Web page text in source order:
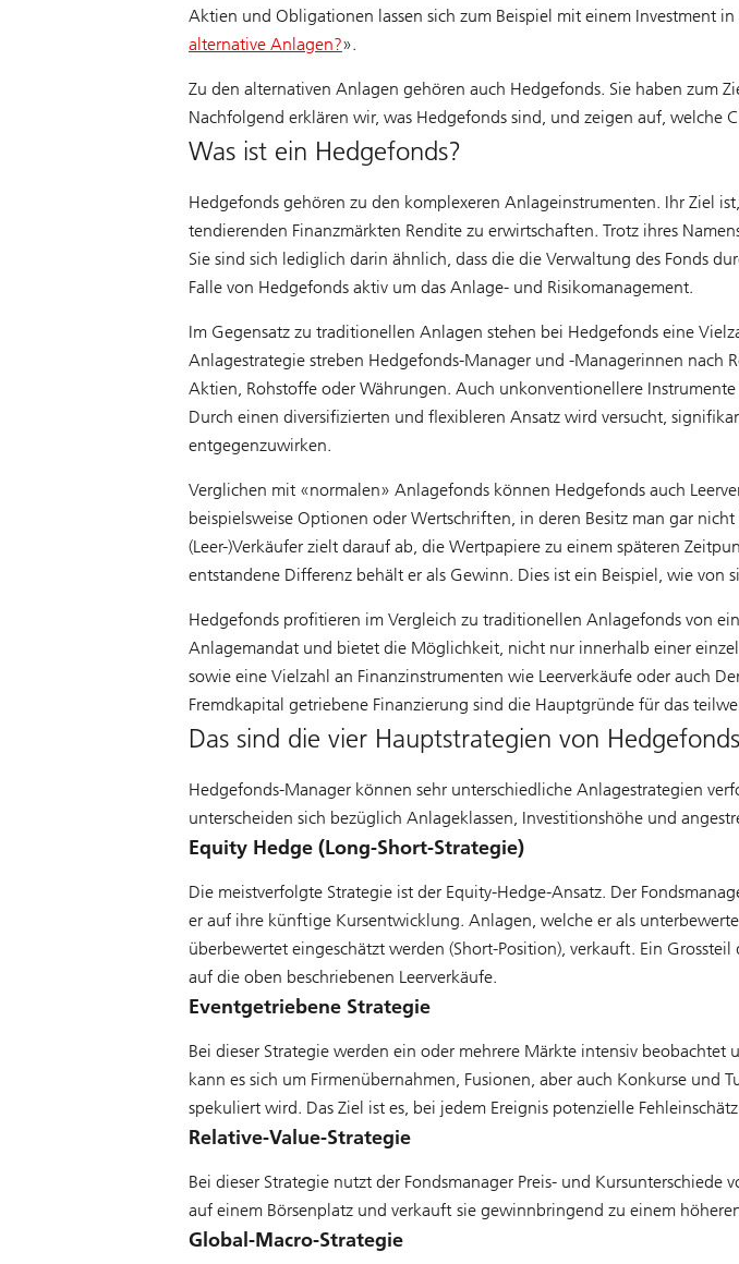
Aktien und Obligationen lassen sich zum Beispiel mit einem Investment
alternative Anlagen?».
Zu den alternativen Anlagen gehören auch Hedgefonds. Sie haben zum
Nachfolgend erklären wir, was Hedgefonds sind, und zeigen auf, welche
Was ist ein Hedgefonds?
Hedgefonds gehören zu den komplexeren Anlageinstrumenten. Ihr Ziel
tendierenden Finanzmärkten Rendite zu erwirtschaften. Trotz ihres
Sie sind sich lediglich darin ähnlich, dass die die Verwaltung des Fonds
Falle von Hedgefonds aktiv um das Anlage- und Risikomanagement.
Im Gegensatz zu traditionellen Anlagen stehen bei Hedgefonds eine
Anlagestrategie streben Hedgefonds-Manager und -Managerinnen nach
Aktien, Rohstoffe oder Währungen. Auch unkonventionellere
Durch einen diversifizierten und flexibleren Ansatz wird versucht,
entgegenzuwirken.
Verglichen mit «normalen» Anlagefonds können Hedgefonds auch
beispielsweise Optionen oder Wertschriften, in deren Besitz man gar
(Leer-)Verkäufer zielt darauf ab, die Wertpapiere zu einem späteren
entstandene Differenz behält er als Gewinn. Dies ist ein Beispiel, wie von
Hedgefonds profitieren im Vergleich zu traditionellen Anlagefonds von
Anlagemandat und bietet die Möglichkeit, nicht nur innerhalb einer
sowie eine Vielzahl an Finanzinstrumenten wie Leerverkäufe oder auch
Fremdkapital getriebene Finanzierung sind die Hauptgründe für das
Das sind die vier Hauptstrategien von Hedgefonds
Hedgefonds-Manager können sehr unterschiedliche Anlagestrategien
unterscheiden sich bezüglich Anlageklassen, Investitionshöhe und
Equity Hedge (Long-Short-Strategie)
Die meistverfolgte Strategie ist der Equity-Hedge-Ansatz. Der
er auf ihre künftige Kursentwicklung. Anlagen, welche er als
überbewertet eingeschätzt werden (Short-Position), verkauft. Ein
auf die oben beschriebenen Leerverkäufe.
Eventgetriebene Strategie
Bei dieser Strategie werden ein oder mehrere Märkte intensiv
kann es sich um Firmenübernahmen, Fusionen, aber auch Konkurse
spekuliert wird. Das Ziel ist es, bei jedem Ereignis potenzielle
Relative-Value-Strategie
Bei dieser Strategie nutzt der Fondsmanager Preis- und
auf einem Börsenplatz und verkauft sie gewinnbringend zu einem
Global-Macro-Strategie